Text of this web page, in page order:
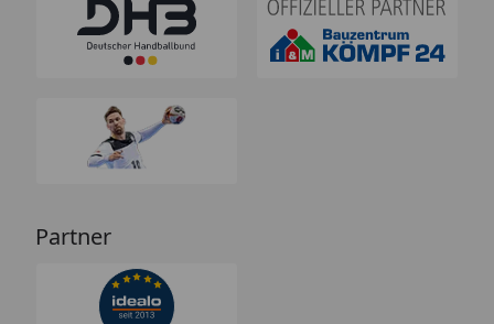
Partner